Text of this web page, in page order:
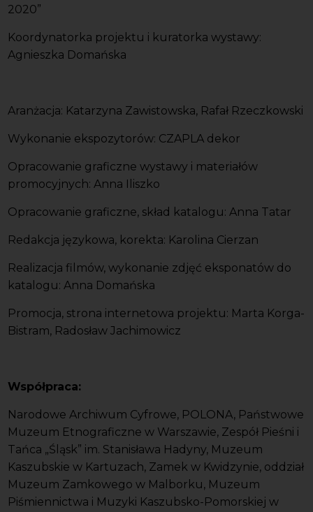
2020”
Koordynatorka projektu i kuratorka wystawy:
Agnieszka Domańska
Aranżacja: Katarzyna Zawistowska, Rafał Rzeczkowski
Wykonanie ekspozytorów: CZAPLA dekor
Opracowanie graficzne wystawy i materiałów
promocyjnych: Anna Iliszko
Opracowanie graficzne, skład katalogu: Anna Tatar
Redakcja językowa, korekta: Karolina Cierzan
Realizacja filmów, wykonanie zdjęć eksponatów do
katalogu: Anna Domańska
Promocja, strona internetowa projektu: Marta Korga-
Bistram, Radosław Jachimowicz
Współpraca:
Narodowe Archiwum Cyfrowe, POLONA, Państwowe
Muzeum Etnograficzne w Warszawie, Zespół Pieśni i
Tańca „Śląsk” im. Stanisława Hadyny, Muzeum
Kaszubskie w Kartuzach, Zamek w Kwidzynie, oddział
Muzeum Zamkowego w Malborku, Muzeum
Piśmiennictwa i Muzyki Kaszubsko-Pomorskiej w